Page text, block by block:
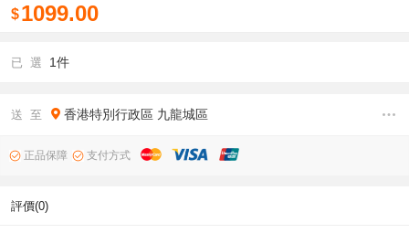
$1099.00
已 選 1件
送 至 香港特別行政區 九龍城區
正品保障 支付方式
評價(0)